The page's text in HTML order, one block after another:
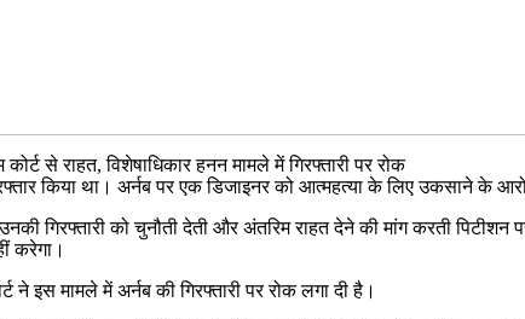
से राहत, विशेषाधिकार हनन मामले में गिरफ्तारी पर रोक
किया था। अर्नब पर एक डिजाइनर को आत्महत्या के लिए उकसाने के
गिरफ्तारी को चुनौती देती और अंतरिम राहत देने की मांग करती पिटीशन
करेगा।
ने इस मामले में अर्नब की गिरफ्तारी पर रोक लगा दी है।